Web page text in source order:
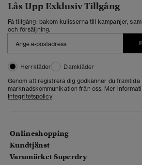
Lås Upp Exklusiv Tillgång
Få tillgång: bakom kulisserna till kampanjer,
och försäljning.
Herrkläder
Damkläder
Genom att registrera dig godkänner du framtida
marknadskommunikation från oss. Mer
Integritetspolicy
Onlineshopping
Kundtjänst
Varumärket Superdry